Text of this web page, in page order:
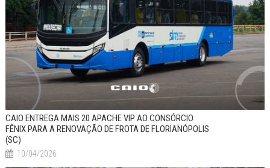
CAIO ENTREGA MAIS 20 APACHE VIP AO CONSÓRCIO
FÊNIX PARA A RENOVAÇÃO DE FROTA DE FLORIANÓPOLIS
(SC)
10/04/2026